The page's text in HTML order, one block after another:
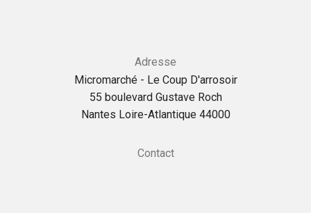
Adresse
Micromarché - Le Coup D'arrosoir
55 boulevard Gustave Roch
Nantes Loire-Atlantique 44000
Contact